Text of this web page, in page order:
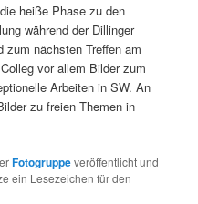
heiße Phase zu den
während der Dillinger
zum nächsten Treffen am
vor allem Bilder zum
Arbeiten in SW. An
zu freien Themen in
Fotogruppeveröffentlicht und
ein Lesezeichen für den